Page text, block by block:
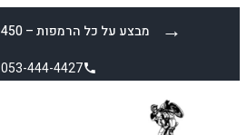
מבצע על כל הרמפות – ₪450 עד הבית! →
053-444-4427